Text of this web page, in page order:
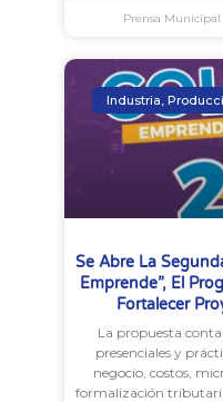
Prensa Municipal
Industria,
Se Abre La
Emprende”, El
Fortalecer
La propuesta
presenciales y
negocio, costos,
formalización